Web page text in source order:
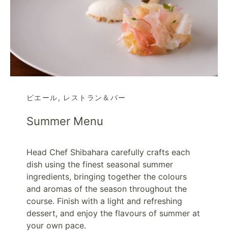
ピエール, レストラン＆バー
Summer Menu
Head Chef Shibahara carefully crafts each
dish using the finest seasonal summer
ingredients, bringing together the colours
and aromas of the season throughout the
course. Finish with a light and refreshing
dessert, and enjoy the flavours of summer at
your own pace.